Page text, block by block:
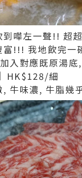
嘩左一聲!! 超
!!! 我地飲完
入對應既原湯
HK$128/細
牛味濃, 牛脂幾